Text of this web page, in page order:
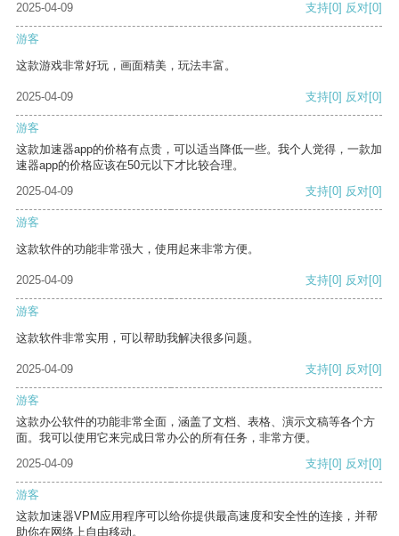
2025-04-09 支持[0] 反对[0]
游客
这款游戏非常好玩，画面精美，玩法丰富。
2025-04-09 支持[0] 反对[0]
游客
这款加速器app的价格有点贵，可以适当降低一些。我个人觉得，一款加
速器app的价格应该在50元以下才比较合理。
2025-04-09
支持[0] 反对[0]
游客
这款软件的功能非常强大，使用起来非常方便。
2025-04-09 支持[0] 反对[0]
游客
这款软件非常实用，可以帮助我解决很多问题。
2025-04-09 支持[0] 反对[0]
游客
这款办公软件的功能非常全面，涵盖了文档、表格、演示文稿等各个方
面。我可以使用它来完成日常办公的所有任务，非常方便。
2025-04-09
支持[0] 反对[0]
游客
这款加速器VPM应用程序可以给你提供最高速度和安全性的连接，并帮
助你在网络上自由移动。